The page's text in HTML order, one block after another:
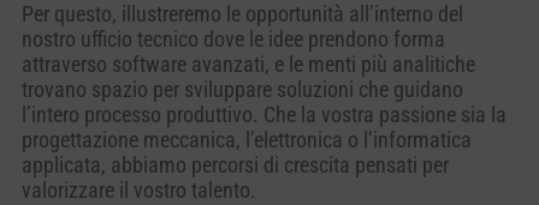
Per questo, illustreremo le opportunità all’interno del
nostro ufficio tecnico dove le idee prendono forma
attraverso software avanzati, e le menti più analitiche
trovano spazio per sviluppare soluzioni che guidano
l’intero processo produttivo. Che la vostra passione sia la
progettazione meccanica, l’elettronica o l’informatica
applicata, abbiamo percorsi di crescita pensati per
valorizzare il vostro talento.